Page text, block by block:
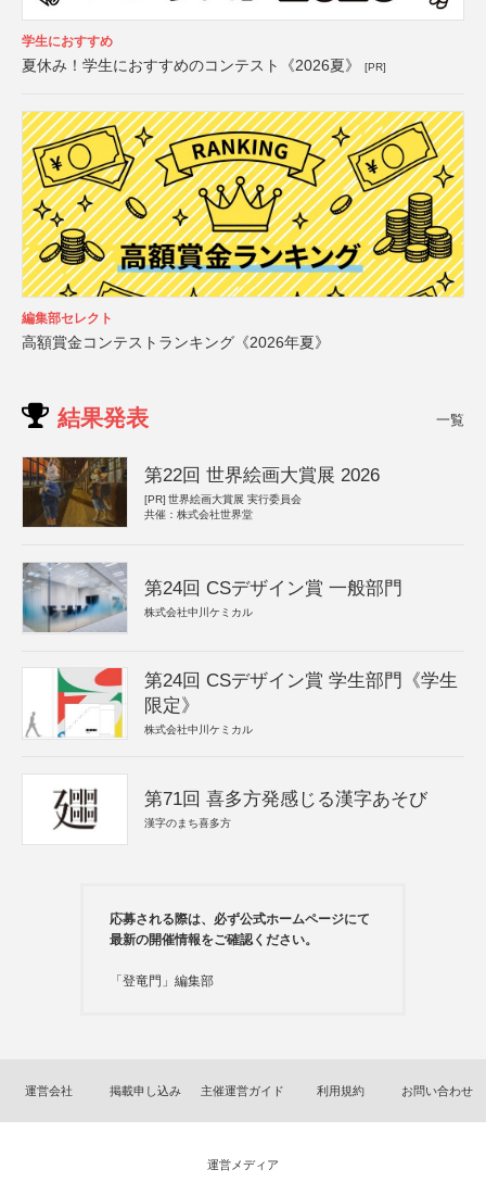
学生におすすめ
夏休み！学生におすすめのコンテスト《2026夏》 [PR]
編集部セレクト
高額賞金コンテストランキング《2026年夏》
結果発表 一覧
第22回 世界絵画大賞展 2026
[PR] 世界絵画大賞展 実行委員会
共催：株式会社世界堂
第24回 CSデザイン賞 一般部門
株式会社中川ケミカル
第24回 CSデザイン賞 学生部門《学生
限定》
株式会社中川ケミカル
第71回 喜多方発感じる漢字あそび
漢字のまち喜多方
応募される際は、必ず公式ホームページにて
最新の開催情報をご確認ください。
「登竜門」編集部
運営会社 掲載申し込み 主催運営ガイド 利用規約 お問い合わせ
運営メディア